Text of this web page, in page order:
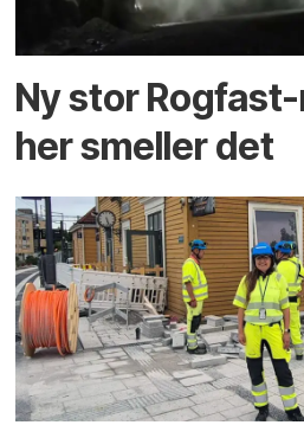
Ny stor
her smeller det